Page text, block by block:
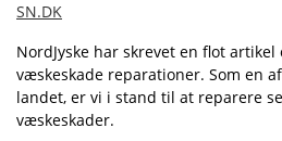
SN.DK
NordJyske har skrevet en flot artikel
væskeskade reparationer. Som en
landet, er vi i stand til at reparere
væskeskader.